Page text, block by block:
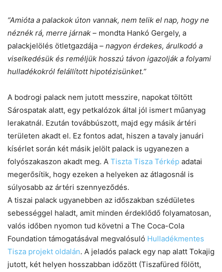
“Amióta a palackok úton vannak, nem telik el nap, hogy ne
néznék rá, merre járnak – mondta Hankó Gergely, a
palackjelölés ötletgazdája – nagyon érdekes, árulkodó a
viselkedésük és reméljük hosszú távon igazolják a folyami
hulladékokról felállított hipotézisünket.”
A bodrogi palack nem jutott messzire, napokat töltött
Sárospatak alatt, egy petkalózok által jól ismert műanyag
lerakatnál. Ezután továbbúszott, majd egy másik ártéri
területen akadt el. Ez fontos adat, hiszen a tavaly januári
kísérlet során két másik jelölt palack is ugyanezen a
folyószakaszon akadt meg. A Tiszta Tisza Térkép adatai
megerősítik, hogy ezeken a helyeken az átlagosnál is
súlyosabb az ártéri szennyeződés.
A tiszai palack ugyanebben az időszakban szédületes
sebességgel haladt, amit minden érdeklődő folyamatosan,
valós időben nyomon tud követni a The Coca-Cola
Foundation támogatásával megvalósuló Hulladékmentes
Tisza projekt oldalán. A jeladós palack egy nap alatt Tokajig
jutott, két helyen hosszabban időzött (Tiszafüred fölött,